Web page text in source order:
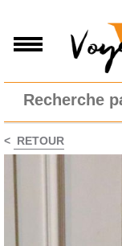
< RETOUR